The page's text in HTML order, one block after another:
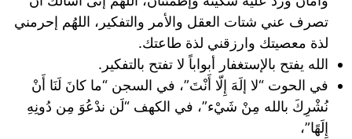
تصرف عني شتات العقل والأمر والتفكير، اللهُم إحرمني
لذة معصيتك وارزقني لذة طاعتك.
الله يفتح بالإستغفار أبواباً لا تفتح بالتفكير.
في الحوت “لا إلَهَ إِلّا أَنْتَ”، في السجن “ما كانَ لَنَا أَنْ
نُشْرِكَ بالله مِنْ شَيْء”، في الكهف “لَن ندْعُوَ مِن دُونِهِ
إِلَهًا”،